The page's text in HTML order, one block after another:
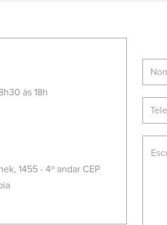
às 18h
1455 - 4º andar CEP